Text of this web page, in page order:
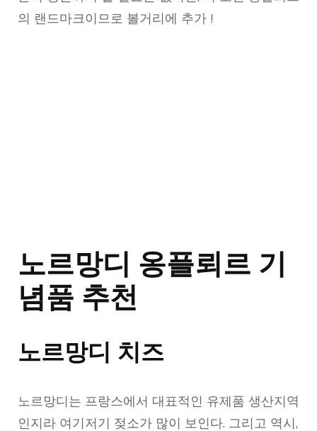
의 랜드마크이므로 볼거리에 추가 !
노르망디 옹플뢰르 기
념품 추천
노르망디 치즈
노르망디는 프랑스에서 대표적인 유제품 생산지역
인지라 여기저기 젖소가 많이 보인다. 그리고 역시,